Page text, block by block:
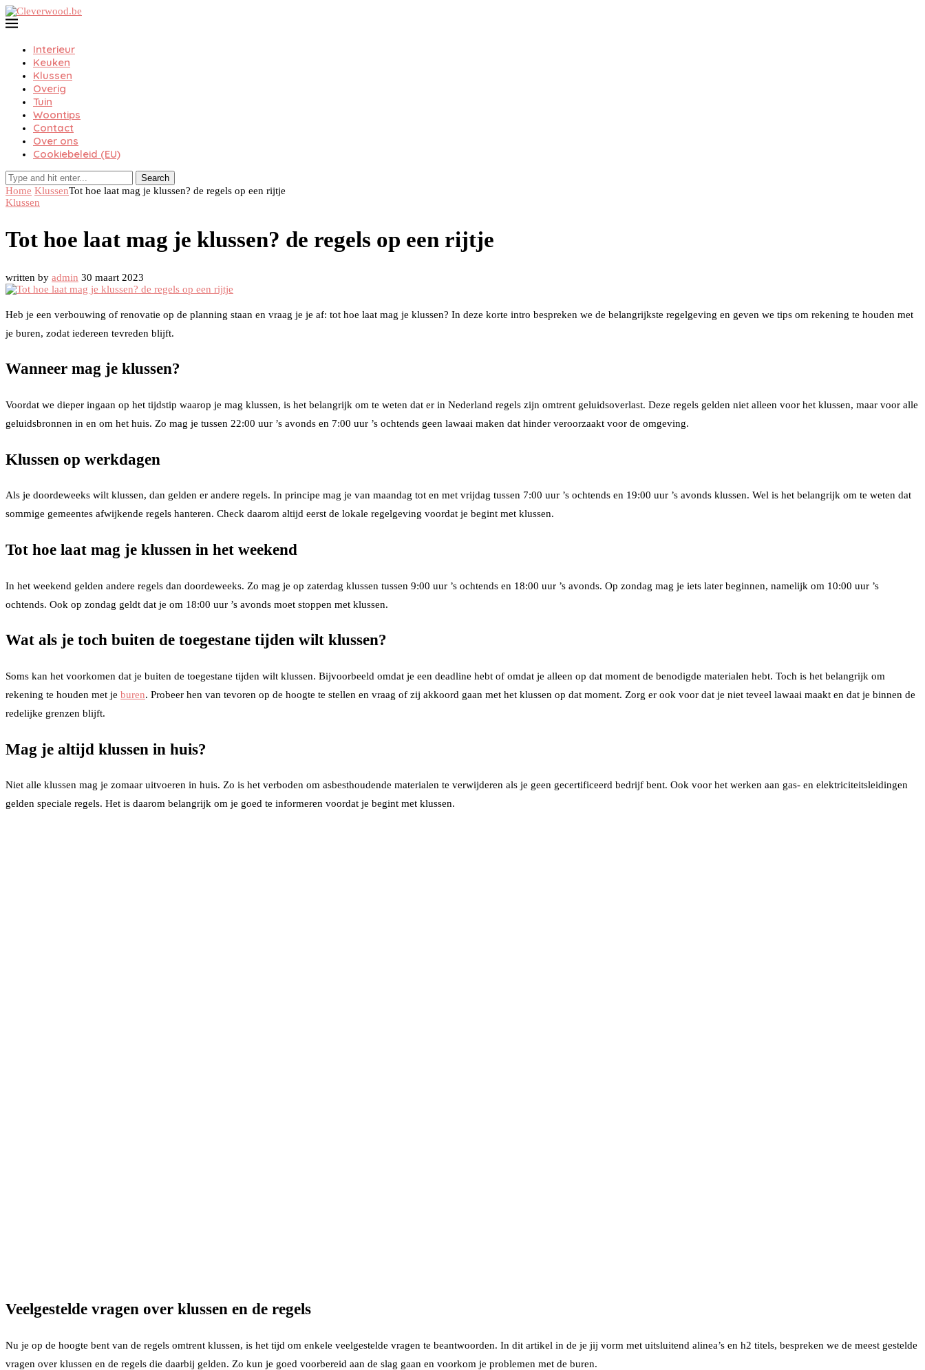
Interieur
Keuken
Klussen
Overig
Tuin
Woontips
Contact
Over ons
Cookiebeleid (EU)
Search
Home KlussenTot hoe laat mag je klussen? de regels op een rijtje
Klussen
Tot hoe laat mag je klussen? de regels op een rijtje
written by admin 30 maart 2023
Heb je een verbouwing of renovatie op de planning staan en vraag je je af: tot hoe laat mag je klussen? In deze korte intro bespreken we de belangrijkste regelgeving en geven we tips om rekening te houden met
je buren, zodat iedereen tevreden blijft.
Wanneer mag je klussen?
Voordat we dieper ingaan op het tijdstip waarop je mag klussen, is het belangrijk om te weten dat er in Nederland regels zijn omtrent geluidsoverlast. Deze regels gelden niet alleen voor het klussen, maar voor alle
geluidsbronnen in en om het huis. Zo mag je tussen 22:00 uur ’s avonds en 7:00 uur ’s ochtends geen lawaai maken dat hinder veroorzaakt voor de omgeving.
Klussen op werkdagen
Als je doordeweeks wilt klussen, dan gelden er andere regels. In principe mag je van maandag tot en met vrijdag tussen 7:00 uur ’s ochtends en 19:00 uur ’s avonds klussen. Wel is het belangrijk om te weten dat
sommige gemeentes afwijkende regels hanteren. Check daarom altijd eerst de lokale regelgeving voordat je begint met klussen.
Tot hoe laat mag je klussen in het weekend
In het weekend gelden andere regels dan doordeweeks. Zo mag je op zaterdag klussen tussen 9:00 uur ’s ochtends en 18:00 uur ’s avonds. Op zondag mag je iets later beginnen, namelijk om 10:00 uur ’s
ochtends. Ook op zondag geldt dat je om 18:00 uur ’s avonds moet stoppen met klussen.
Wat als je toch buiten de toegestane tijden wilt klussen?
Soms kan het voorkomen dat je buiten de toegestane tijden wilt klussen. Bijvoorbeeld omdat je een deadline hebt of omdat je alleen op dat moment de benodigde materialen hebt. Toch is het belangrijk om
rekening te houden met je buren. Probeer hen van tevoren op de hoogte te stellen en vraag of zij akkoord gaan met het klussen op dat moment. Zorg er ook voor dat je niet teveel lawaai maakt en dat je binnen de
redelijke grenzen blijft.
Mag je altijd klussen in huis?
Niet alle klussen mag je zomaar uitvoeren in huis. Zo is het verboden om asbesthoudende materialen te verwijderen als je geen gecertificeerd bedrijf bent. Ook voor het werken aan gas- en elektriciteitsleidingen
gelden speciale regels. Het is daarom belangrijk om je goed te informeren voordat je begint met klussen.
Veelgestelde vragen over klussen en de regels
Nu je op de hoogte bent van de regels omtrent klussen, is het tijd om enkele veelgestelde vragen te beantwoorden. In dit artikel in de je jij vorm met uitsluitend alinea’s en h2 titels, bespreken we de meest gestelde
vragen over klussen en de regels die daarbij gelden. Zo kun je goed voorbereid aan de slag gaan en voorkom je problemen met de buren.